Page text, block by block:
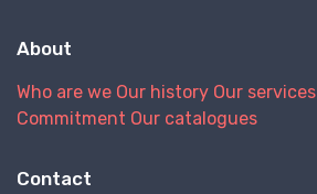
About
Who are we Our history Our services
Commitment Our catalogues
Contact